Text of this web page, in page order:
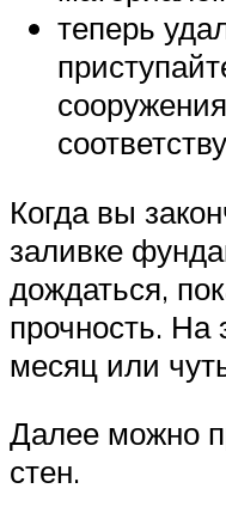
теперь
Когда вы
заливке
дождаться,
прочность. На
месяц или
Далее можно
стен.